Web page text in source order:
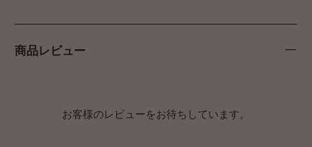
商品レビュー
お客様のレビューをお待ちしています。